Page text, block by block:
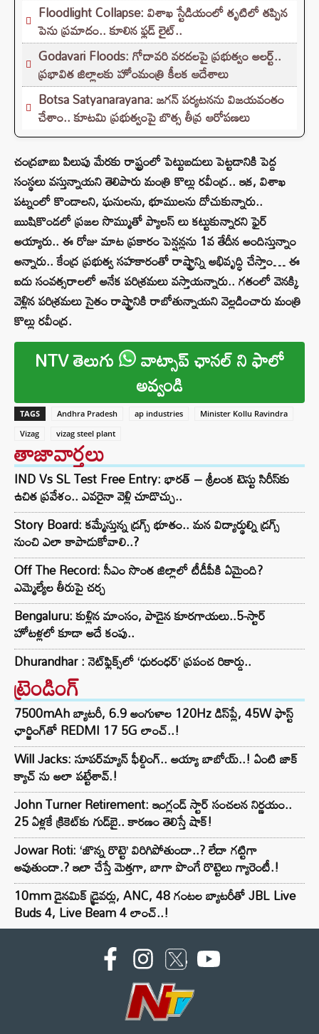
Floodlight Collapse: విశాఖ స్టేడియంలో తృటిలో తప్పిన
పెను ప్రమాదం.. కూలిన ఫ్లడ్ లైట్..
Godavari Floods: గోదావరి వరదలపై ప్రభుత్వం అలర్ట్..
ప్రభావిత జిల్లాలకు హోంమంత్రి కీలక ఆదేశాలు
Botsa Satyanarayana: జగన్ పర్యటనను విజయవంతం
చేశాం.. కూటమి ప్రభుత్వంపై బొత్స తీవ్ర ఆరోపణలు
చంద్రబాబు పిలుపు మేరకు రాష్ట్రంలో పెట్టుబడులు పెట్టడానికి పెద్ద
సంస్థలు వస్తున్నాయని తెలిపారు మంత్రి కొల్లు రవీంద్ర.. ఇక, విశాఖ
పట్నంలో కొండాలని, ఘనులను, భూములను దోచుకున్నారు..
ఋషికొండలో ప్రజల సొమ్ముతో ప్యాలస్ లు కట్టుకున్నారని ఫైర్‌
అయ్యారు.. ఈ రోజు మాట ప్రకారం పెన్షన్లను 1వ తేదీన అందిస్తున్నాం
అన్నారు.. కేంద్ర ప్రభుత్వ సహకారంతో రాష్ట్రాన్ని అభివృద్ధి చేస్తాం… ఈ
ఐదు సంవత్సరాలలో అనేక పరిశ్రమలు వస్తాయన్నారు.. గతంలో వెనక్కి
వెళ్లిన పరిశ్రమలు సైతం రాష్ట్రానికి రాబోతున్నాయని వెల్లడించారు మంత్రి
కొల్లు రవీంద్ర.
NTV తెలుగు వాట్సాప్ ఛానల్ ని ఫాలో
అవ్వండి
TAGS Andhra Pradesh ap industries
Minister Kollu Ravindra
Vizag
vizag steel plant
తాజావార్తలు
IND Vs SL Test Free Entry: భారత్ – శ్రీలంక టెస్టు సిరీస్‌కు
ఉచిత ప్రవేశం.. ఎవరైనా వెళ్లి చూడొచ్చు..
Story Board: కమ్మేస్తున్న డ్రగ్స్ భూతం.. మన విద్యార్థుల్ని డ్రగ్స్
నుంచి ఎలా కాపాడుకోవాలి..?
Off The Record: సీఎం సొంత జిల్లాలో టీడీపీకి ఏమైంది?
ఎమ్మెల్యేల తీరుపై చర్చ
Bengaluru: కుళ్లిన మాంసం, పాడైన కూరగాయలు..5-స్టార్
హోటళ్లలో కూడా అదే కంపు..
Dhurandhar : నెట్‌ఫ్లిక్స్‌లో ‘ధురంధర్’ ప్రపంచ రికార్డు..
ట్రెండింగ్‌
7500mAh బ్యాటరీ, 6.9 అంగుళాల 120Hz డిస్‌ప్లే, 45W ఫాస్ట్
ఛార్జింగ్‌తో REDMI 17 5G లాంచ్..!
Will Jacks: సూపర్‌మ్యాన్ ఫీల్డింగ్.. అయ్యా బాబోయ్..! ఏంటి జాక్
క్యాచ్ ను అలా పట్టేశావ్.!
John Turner Retirement: ఇంగ్లండ్ స్టార్ సంచలన నిర్ణయం..
25 ఏళ్లకే క్రికెట్‌కు గుడ్‌బై.. కారణం తెలిస్తే షాక్!
Jowar Roti: ‘జొన్న రొట్టె’ విరిగిపోతుందా..? లేదా గట్టిగా
అవుతుందా.? ఇలా చేస్తే మెత్తగా, బాగా పొంగే రొట్టెలు గ్యారెంటీ.!
10mm డైనమిక్ డ్రైవర్లు, ANC, 48 గంటల బ్యాటరీతో JBL Live
Buds 4, Live Beam 4 లాంచ్..!